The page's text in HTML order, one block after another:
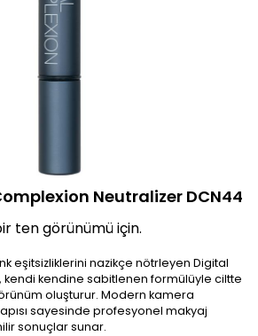
Neutralizer DCN44
ten görünümü için.
eşitsizliklerini nazikçe nötrleyen Digital
kendi kendine sabitlenen formülüyle ciltte
oluşturur. Modern kamera
sayesinde profesyonel makyaj
sonuçlar sunar.